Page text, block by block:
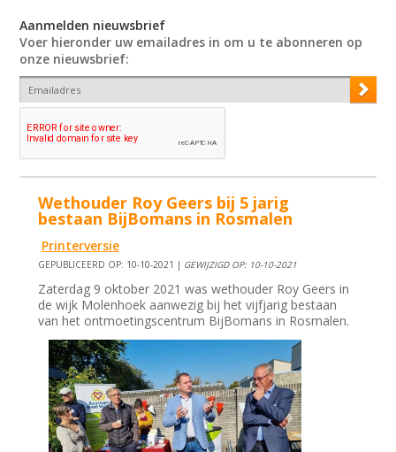
Aanmelden nieuwsbrief
Voer hieronder uw emailadres in om u te abonneren op
onze nieuwsbrief:
Wethouder Roy Geers bij 5 jarig
bestaan BijBomans in Rosmalen
Printerversie
GEPUBLICEERD OP: 10-10-2021 | GEWIJZIGD OP: 10-10-2021
Zaterdag 9 oktober 2021 was wethouder Roy Geers in
de wijk Molenhoek aanwezig bij het vijfjarig bestaan
van het ontmoetingscentrum BijBomans in Rosmalen.